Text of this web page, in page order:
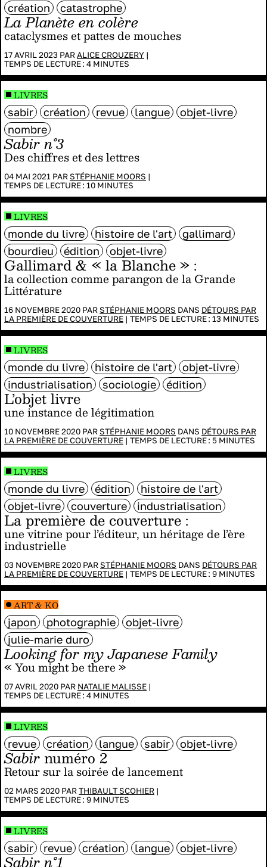
La Planète en colère
cataclysmes et pattes de mouches
17 AVRIL 2023 PARALICE CROUZERY |
TEMPS DE LECTURE : 4 MINUTES
création
catastrophe
Sabir n°3
Des chiffres et des lettres
04 MAI 2021 PAR STÉPHANIE MOORS |
TEMPS DE LECTURE : 10 MINUTES
sabir création revue langue
objet-livre
nombre
LIVRES
Gallimard & « la Blanche » :
la collection comme parangon de la Grande
Littérature
16 NOVEMBRE 2020 PAR STÉPHANIE MOORS DANS DÉTOURS PAR
LA PREMIÈRE DE COUVERTURE | TEMPS DE LECTURE : 13 MINUTES
monde du livre histoire de l'art
gallimard
bourdieu
édition objet-livre
LIVRES
L’objet livre
une instance de légitimation
10 NOVEMBRE 2020 PAR STÉPHANIE MOORS DANS DÉTOURS PAR
LA PREMIÈRE DE COUVERTURE | TEMPS DE LECTURE : 5 MINUTES
monde du livre histoire de l'art
objet-livre
industrialisation
sociologie édition
LIVRES
La première de couverture :
une vitrine pour l’éditeur, un héritage de l’ère
industrielle
03 NOVEMBRE 2020 PAR STÉPHANIE MOORS DANS DÉTOURS PAR
LA PREMIÈRE DE COUVERTURE | TEMPS DE LECTURE : 9 MINUTES
monde du livre édition
histoire de l'art
objet-livre
couverture industrialisation
LIVRES
Looking for my Japanese Family
« You might be there »
07 AVRIL 2020 PAR NATALIE MALISSE |
TEMPS DE LECTURE : 4 MINUTES
japon photographie
objet-livre
julie-marie duro
ART & KO
Sabir numéro 2
Retour sur la soirée de lancement
02 MARS 2020 PARTHIBAULT SCOHIER |
TEMPS DE LECTURE : 9 MINUTES
revue création langue sabir objet-livre
LIVRES
Sabir n°1
sabir revue création langue objet-livre
LIVRES